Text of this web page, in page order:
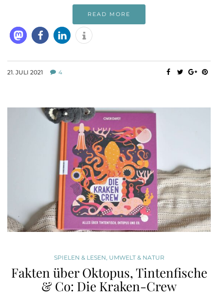
READ MORE
21. JULI 2021 4
SPIELEN & LESEN, UMWELT & NATUR
Fakten über Oktopus, Tintenfische
& Co: Die Kraken-Crew